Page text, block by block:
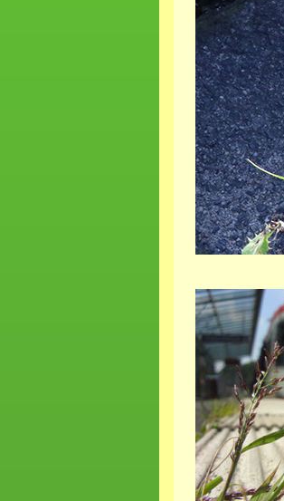
Bild